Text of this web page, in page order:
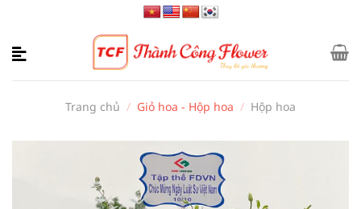
nội
Trang chủ / Giỏ hoa - Hộp hoa / Hộp hoa